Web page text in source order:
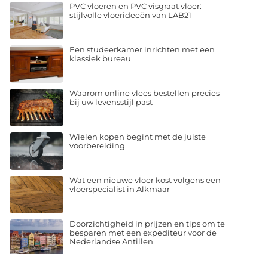
PVC vloeren en PVC visgraat vloer:
stijlvolle vloerideeën van LAB21
Een studeerkamer inrichten met een
klassiek bureau
Waarom online vlees bestellen precies
bij uw levensstijl past
Wielen kopen begint met de juiste
voorbereiding
Wat een nieuwe vloer kost volgens een
vloerspecialist in Alkmaar
Doorzichtigheid in prijzen en tips om te
besparen met een expediteur voor de
Nederlandse Antillen